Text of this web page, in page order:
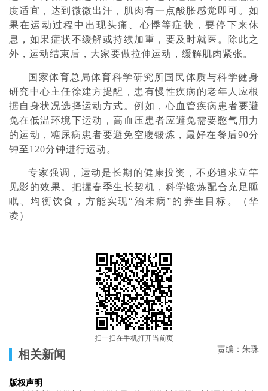
度适宜，达到微微出汗，肌肉有一点酸胀感觉即可。如
果在运动过程中出现头痛、心悸等症状，要停下来休
息，如果症状不缓解或持续加重，要及时就医。除此之
外，运动结束后，大家要做拉伸运动，缓解肌肉紧张。
国家体育总局体育科学研究所国民体质与科学健身
研究中心主任徐建方提醒，患有慢性疾病的老年人应根
据自身状况选择运动方式。例如，心血管疾病患者要避
免在低温环境下运动，高血压患者应避免需要憋气用力
的运动，糖尿病患者要避免空腹锻炼，最好在餐后90分
钟至120分钟进行运动。
专家强调，运动是长期的健康投资，不必追求立竿
见影的效果。把握春季生长契机，科学锻炼配合充足睡
眠、均衡饮食，方能实现“治未病”的养生目标。（华
凌）
扫一扫在手机打开当前页
责编：朱珠
相关新闻
版权声明